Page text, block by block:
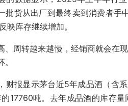
批货从出厂到最终卖到消费者手
映库存继续增加。
、周转越来越慢，经销商就会在
财报显示茅台近5年成品酒（含
17760吨。去年成品酒的库存量